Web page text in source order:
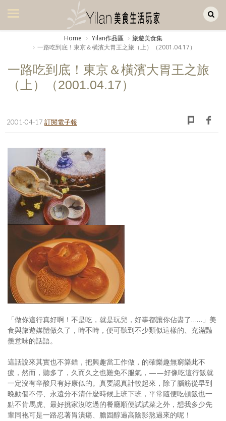
美食集
美飲集
廚房集
旅遊集
書房集
日記簿
餐桌週記
享樂隨手拍
照相簿
影音區
創意出版服務
歷史區
關於Yilan
個人著作
活動實況記錄
媒體報導一覽
合作與代言
Home Yilan作品區
旅遊美食集
一路吃到底！東京＆橫濱大胃王之旅（上）（2001.04.17）
一路吃到底！東京＆橫濱大胃王之旅
（上）（2001.04.17）
2001-04-17 訂閱電子報
「做你這行真好啊！不是吃，就是玩兒，好事都讓你佔盡了……」美
食與旅遊媒體做久了，時不時，便可聽到不少類似這樣的、充滿豔
羨意味的話語。
這話說來其實也不算錯，把興趣當工作做，的確樂趣無窮樂此不
疲，然而，聽多了，久而久之也難免不服氣，——好像吃這行飯就
一定沒有辛酸只有好康似的。真要認真計較起來，除了腦筋從早到
晚動個不停、永遠分不清什麼時候上班下班，平常隨便吃頓飯也一
點不肯馬虎、最好挑家沒吃過的餐廳順便試試菜之外，想我多少先
輩同袍可是一路忍著胃潰瘍、膽固醇過高陰影熬過來的呢！